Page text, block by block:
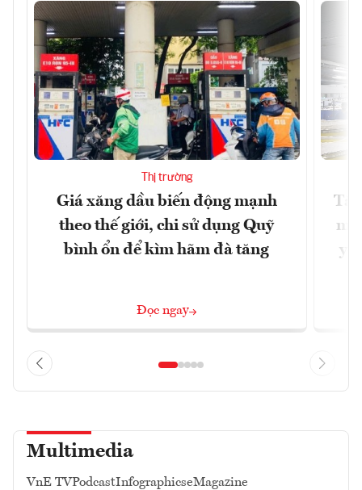
Thị trường
Giá xăng dầu biến động mạnh
theo thế giới, chi sử dụng Quỹ
bình ổn để kìm hãm đà tăng
Đọc ngay
Multimedia
VnE TVPodcastInfographicseMagazine